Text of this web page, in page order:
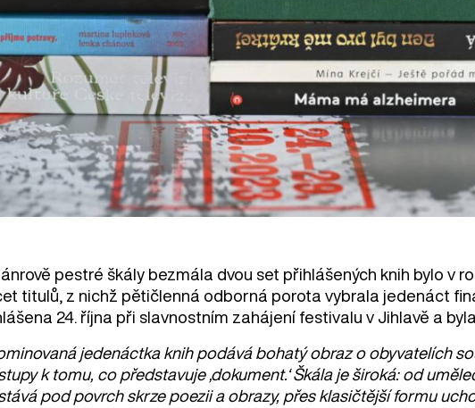
pestré škály bezmála dvou set přihlášených knih bylo v
titulů, z nichž pětičlenná odborná porota vybrala jedenáct
24. října při slavnostním zahájení festivalu v Jihlavě a
jedenáctka knih podává bohatý obraz o obyvatelích
k tomu, co představuje ‚dokument.‘ Škála je široká: od
pod povrch skrze poezii a obrazy, přes klasičtější formu